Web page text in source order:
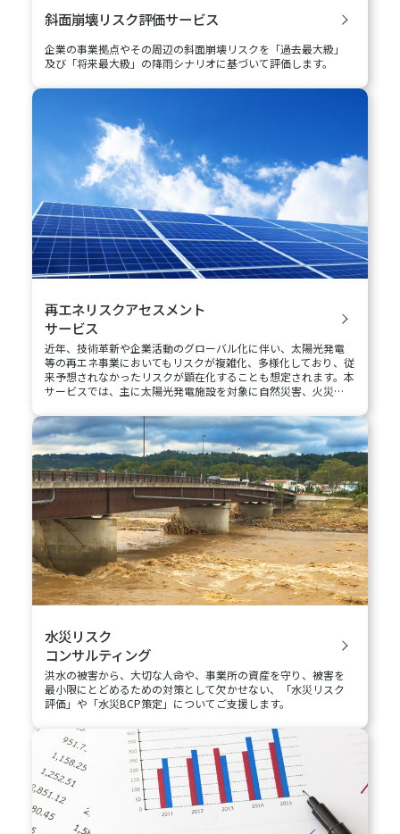
ダーへの開示に関して支援します。
洪水リスクファインダー
析まで可能なサービスです。洪水浸水深及び洪水頻度変化につい
て予測結果を確認することができます。
多様な気候変動シナリオに対応し、「気候関連財務情報開示タ
スクフォース(TCFD)」に沿った財務リスク（物理的リスク）の
把握・開示に活用できます。
企業の事業拠点やその周辺の斜面崩壊リスクを「過去最大級」
及び「将来最大級」の降雨シナリオに基づいて評価します。